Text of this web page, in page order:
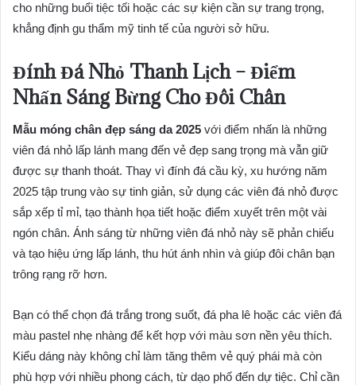
cho những buổi tiệc tối hoặc các sự kiện cần sự trang trọng,
khẳng định gu thẩm mỹ tinh tế của người sở hữu.
Đính Đá Nhỏ Thanh Lịch – Điểm
Nhấn Sáng Bừng Cho Đôi Chân
Mẫu móng chân đẹp sáng da 2025 với điểm nhấn là những
viên đá nhỏ lấp lánh mang đến vẻ đẹp sang trọng mà vẫn giữ
được sự thanh thoát. Thay vì đính đá cầu kỳ, xu hướng năm
2025 tập trung vào sự tinh giản, sử dụng các viên đá nhỏ được
sắp xếp tỉ mỉ, tạo thành họa tiết hoặc điểm xuyết trên một vài
ngón chân. Ánh sáng từ những viên đá nhỏ này sẽ phản chiếu
và tạo hiệu ứng lấp lánh, thu hút ánh nhìn và giúp đôi chân bạn
trông rạng rỡ hơn.
Bạn có thể chọn đá trắng trong suốt, đá pha lê hoặc các viên đá
màu pastel nhẹ nhàng để kết hợp với màu sơn nền yêu thích.
Kiểu dáng này không chỉ làm tăng thêm vẻ quý phái mà còn
phù hợp với nhiều phong cách, từ dạo phố đến dự tiệc. Chỉ cần